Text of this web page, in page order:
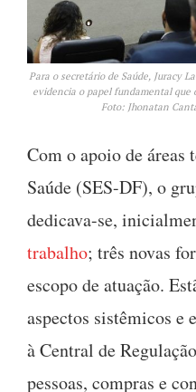
Para o secretário de Saúde, Juracy
evidencia o papel fundamental que
Foto: Jhonatan
Com o apoio de áreas
Saúde (SES-DF), o
dedicava-se,
trabalho; três novas
escopo de atuação.
aspectos sistêmicos e
à Central de
pessoas, compras e